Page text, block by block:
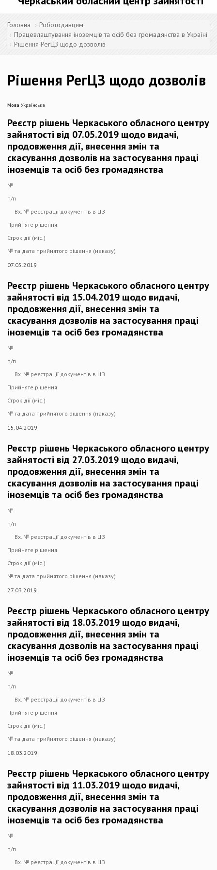
Головна
Роботодавцям
Працевлаштування іноземців та осіб без громадянства в Україні
Рішення РегЦЗ щодо дозволів
Рішення РегЦЗ щодо дозволів
Мова Українська
Реєстр рішень Черкаського обласного центру
зайнятості від 07.05.2019 щодо видачі,
продовження дії, внесення змін та
скасування дозволів на застосування праці
іноземців та осіб без громадянства
№
п/п
Вх. № реєстрації документів в ЦЗ
Прийняте рішення
Строк дії (міс.)
№ та дата прийнятого рішення (наказу)
07.05.2019
Реєстр рішень Черкаського обласного центру
зайнятості від 15.04.2019 щодо видачі,
продовження дії, внесення змін та
скасування дозволів на застосування праці
іноземців та осіб без громадянства
№
п/п
Вх. № реєстрації документів в ЦЗ
Прийняте рішення
Строк дії (міс.)
№ та дата прийнятого рішення (наказу)
15.04.2019
Реєстр рішень Черкаського обласного центру
зайнятості від 27.03.2019 щодо видачі,
продовження дії, внесення змін та
скасування дозволів на застосування праці
іноземців та осіб без громадянства
№
п/п
Вх. № реєстрації документів в ЦЗ
Прийняте рішення
Строк дії (міс.)
№ та дата прийнятого рішення (наказу)
27.03.2019
Реєстр рішень Черкаського обласного центру
зайнятості від 18.03.2019 щодо видачі,
продовження дії, внесення змін та
скасування дозволів на застосування праці
іноземців та осіб без громадянства
№
п/п
Вх. № реєстрації документів в ЦЗ
Прийняте рішення
Строк дії (міс.)
№ та дата прийнятого рішення (наказу)
18.03.2019
Реєстр рішень Черкаського обласного центру
зайнятості від 11.03.2019 щодо видачі,
продовження дії, внесення змін та
скасування дозволів на застосування праці
іноземців та осіб без громадянства
№
п/п
Вх. № реєстрації документів в ЦЗ